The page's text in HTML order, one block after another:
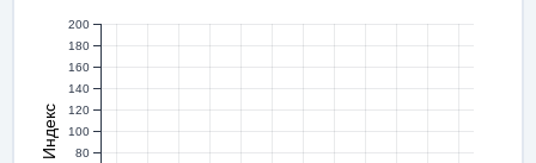
200
180
160
140
120
100
80
Индекс